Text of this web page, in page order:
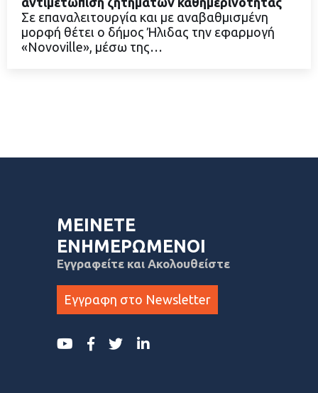
ΔΙΑΒΑΣΤΕ ΠΕΡΙΣΣΟΤΕΡΑ
Σε επαναλειτουργία και με αναβαθμισμένη
μορφή θέτει ο δήμος Ήλιδας την εφαρμογή
«Novoville», μέσω της…
ΜΕΙΝΕΤΕ
ΕΝΗΜΕΡΩΜΕΝΟΙ
Εγγραφείτε και Ακολουθείστε
Εγγραφη στο Newsletter